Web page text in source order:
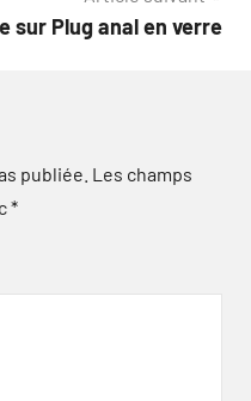
sur Plug anal en verre
publiée. Les champs
*